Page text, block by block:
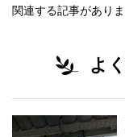
関連する記事がありま
よ